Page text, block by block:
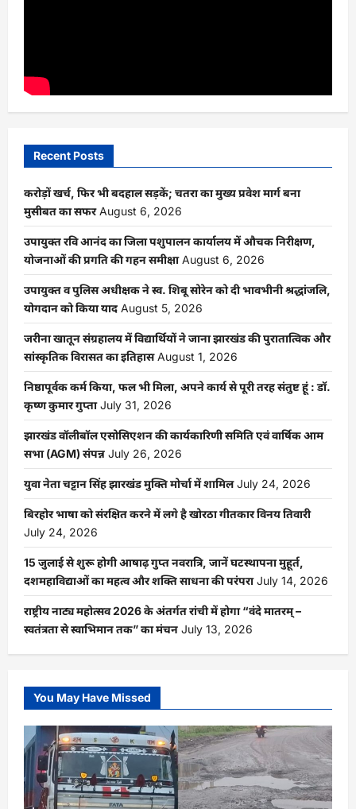
Recent Posts
करोड़ों खर्च, फिर भी बदहाल सड़कें; चतरा का मुख्य प्रवेश मार्ग बना
मुसीबत का सफर August 6, 2026
उपायुक्त रवि आनंद का जिला पशुपालन कार्यालय में औचक निरीक्षण,
योजनाओं की प्रगति की गहन समीक्षा August 6, 2026
उपायुक्त व पुलिस अधीक्षक ने स्व. शिबू सोरेन को दी भावभीनी श्रद्धांजलि,
योगदान को किया याद August 5, 2026
जरीना खातून संग्रहालय में विद्यार्थियों ने जाना झारखंड की पुरातात्विक और
सांस्कृतिक विरासत का इतिहास August 1, 2026
निष्ठापूर्वक कर्म किया, फल भी मिला, अपने कार्य से पूरी तरह संतुष्ट हूं : डॉ.
कृष्ण कुमार गुप्ता July 31, 2026
झारखंड वॉलीबॉल एसोसिएशन की कार्यकारिणी समिति एवं वार्षिक आम
सभा (AGM) संपन्न July 26, 2026
युवा नेता चट्टान सिंह झारखंड मुक्ति मोर्चा में शामिल July 24, 2026
बिरहोर भाषा को संरक्षित करने में लगे है खोरठा गीतकार विनय तिवारी
July 24, 2026
15 जुलाई से शुरू होगी आषाढ़ गुप्त नवरात्रि, जानें घटस्थापना मुहूर्त,
दशमहाविद्याओं का महत्व और शक्ति साधना की परंपरा July 14, 2026
राष्ट्रीय नाट्य महोत्सव 2026 के अंतर्गत रांची में होगा “वंदे मातरम् –
स्वतंत्रता से स्वाभिमान तक” का मंचन July 13, 2026
You May Have Missed